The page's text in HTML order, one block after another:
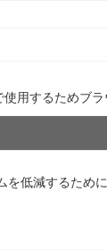
用するためブ
を低減するため